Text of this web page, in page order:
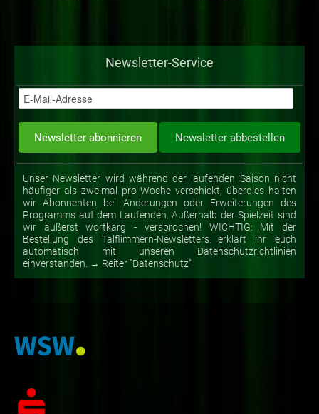
Newsletter-Service
Unser Newsletter wird während der laufenden Saison nicht
häufiger als zweimal pro Woche verschickt, überdies halten
wir Abonnenten bei Änderungen oder Erweiterungen des
Programms auf dem Laufenden. Außerhalb der Spielzeit sind
wir äußerst wortkarg - versprochen! WICHTIG: Mit der
Bestellung des Talflimmern-Newsletters erklärt ihr euch
automatisch mit unseren Datenschutzrichtlinien
einverstanden. → Reiter "Datenschutz"